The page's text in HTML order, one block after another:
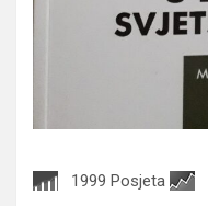
1999 Posjeta